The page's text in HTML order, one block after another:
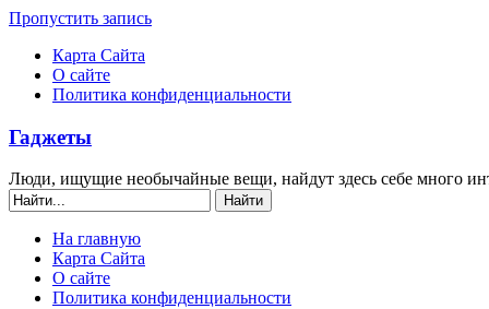
Пропустить запись
Карта Сайта
О сайте
Политика конфиденциальности
Гаджеты
Люди, ищущие необычайные вещи, найдут здесь себе много
На главную
Карта Сайта
О сайте
Политика конфиденциальности